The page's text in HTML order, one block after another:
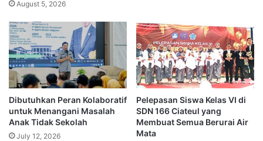
August 5, 2026
Dibutuhkan Peran Kolaboratif
untuk Menangani Masalah
Anak Tidak Sekolah
July 12, 2026
Pelepasan Siswa Kelas VI di
SDN 166 Ciateul yang
Membuat Semua Berurai Air
Mata